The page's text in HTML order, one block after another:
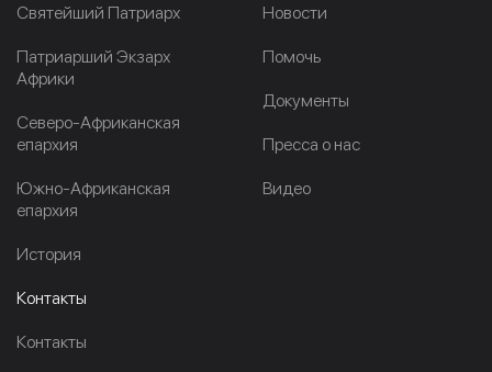
Cвятейший Патриарх
Патриарший Экзарх
Африки
Северо-Африканская
епархия
Южно-Африканская
епархия
История
Новости
Помочь
Документы
Пресса о нас
Видео
Контакты
Контакты